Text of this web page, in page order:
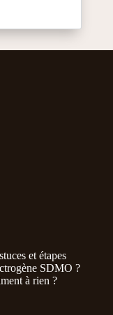
et étapes
SDMO ?
à rien ?